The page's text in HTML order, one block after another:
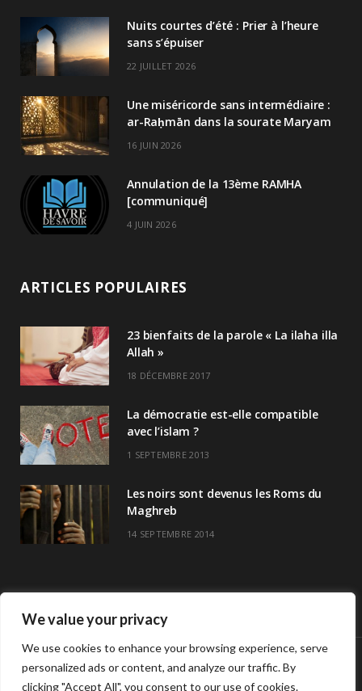
We value your privacy
We use cookies to enhance your browsing experience, serve
personalized ads or content, and analyze our traffic. By
clicking "Accept All", you consent to our use of cookies.
Nuits courtes d’été : Prier à l’heure
sans s’épuiser
22 JUILLET 2026
Une miséricorde sans intermédiaire :
ar-Raḥmān dans la sourate Maryam
16 JUIN 2026
Annulation de la 13ème RAMHA
[communiqué]
4 JUIN 2026
ARTICLES POPULAIRES
23 bienfaits de la parole « La ilaha illa
Allah »
18 DÉCEMBRE 2017
La démocratie est-elle compatible
avec l’islam ?
1 SEPTEMBRE 2013
Les noirs sont devenus les Roms du
Maghreb
14 SEPTEMBRE 2014
© Copyright Havre De Savoir 2024